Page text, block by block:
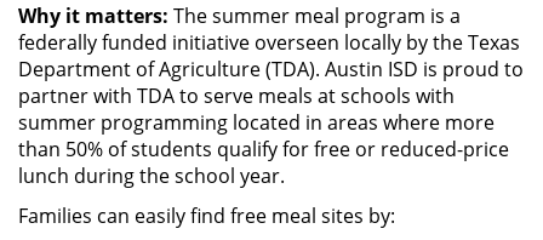
Why it matters: The summer meal program is a
federally funded initiative overseen locally by the Texas
Department of Agriculture (TDA). Austin ISD is proud to
partner with TDA to serve meals at schools with
summer programming located in areas where more
than 50% of students qualify for free or reduced-price
lunch during the school year.
Families can easily find free meal sites by: